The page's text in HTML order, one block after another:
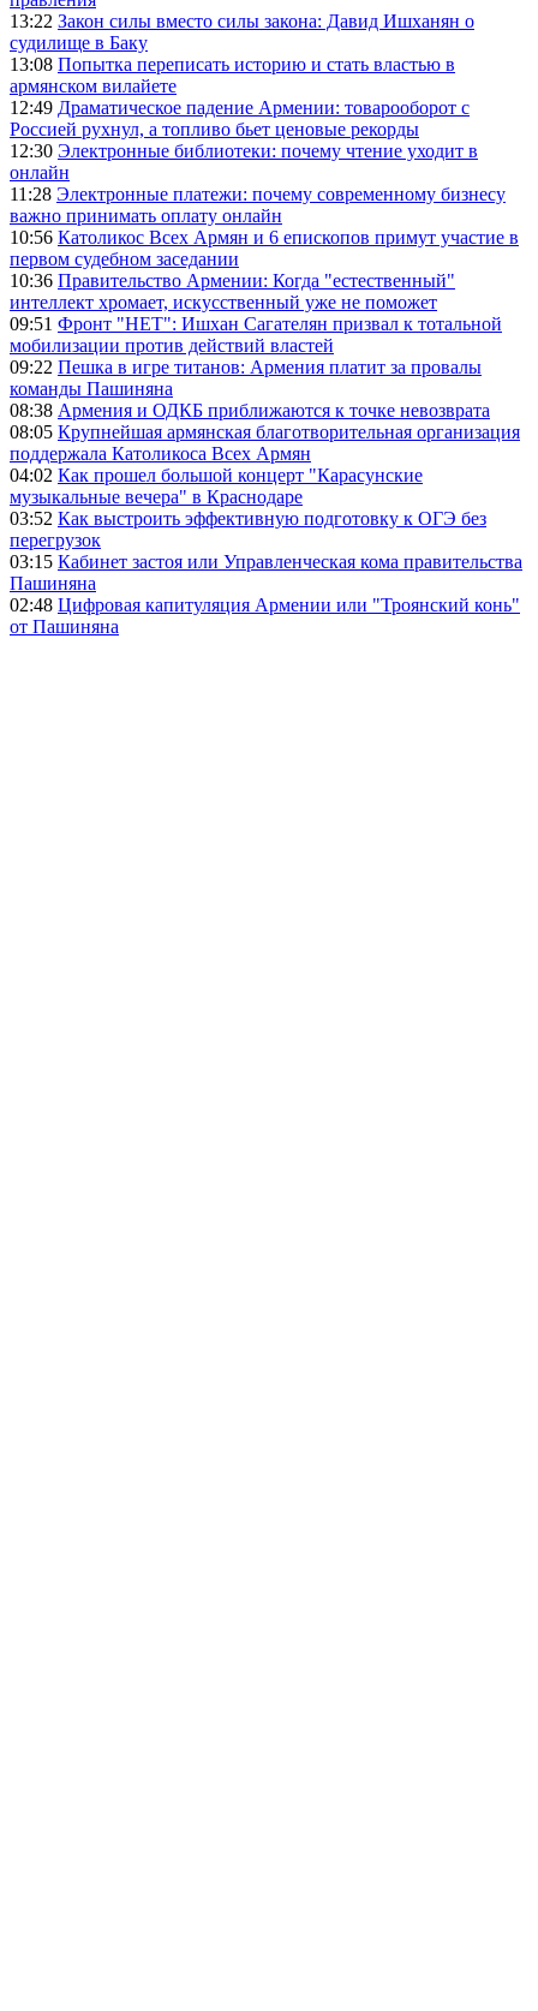
13:22 Закон силы вместо силы закона: Давид Ишханян о
судилище в Баку
13:08 Попытка переписать историю и стать властью в
армянском вилайете
12:49 Драматическое падение Армении: товарооборот с
Россией рухнул, а топливо бьет ценовые рекорды
12:30 Электронные библиотеки: почему чтение уходит в
онлайн
11:28 Электронные платежи: почему современному бизнесу
важно принимать оплату онлайн
10:56 Католикос Всех Армян и 6 епископов примут участие в
первом судебном заседании
10:36 Правительство Армении: Когда "естественный"
интеллект хромает, искусственный уже не поможет
09:51 Фронт "НЕТ": Ишхан Сагателян призвал к тотальной
мобилизации против действий властей
09:22 Пешка в игре титанов: Армения платит за провалы
команды Пашиняна
08:38 Армения и ОДКБ приближаются к точке невозврата
08:05 Крупнейшая армянская благотворительная организация
поддержала Католикоса Всех Армян
04:02 Как прошел большой концерт "Карасунские
музыкальные вечера" в Краснодаре
03:52 Как выстроить эффективную подготовку к ОГЭ без
перегрузок
03:15 Кабинет застоя или Управленческая кома правительства
Пашиняна
02:48 Цифровая капитуляция Армении или "Троянский конь"
от Пашиняна